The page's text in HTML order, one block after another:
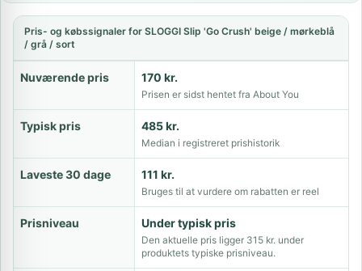
Pris- og købssignaler for SLOGGI Slip 'Go Crush' beige / mørkeblå
/ grå / sort
Nuværende pris 170 kr.
Prisen er sidst hentet fra About You
Typisk pris 485 kr.
Median i registreret prishistorik
Laveste 30 dage 111 kr.
Bruges til at vurdere om rabatten er reel
Prisniveau Under typisk pris
Den aktuelle pris ligger 315 kr. under
produktets typiske prisniveau.